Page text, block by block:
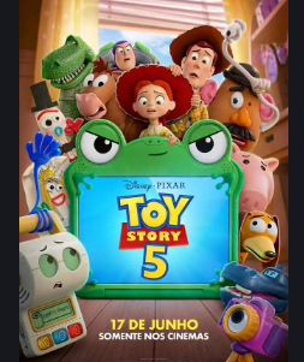
Horários
Entretenimento
Cinema
Eventos
Fique por Dentro